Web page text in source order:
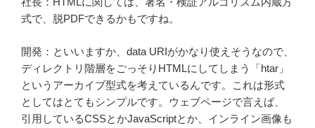
式で、脱PDFできるかもですね。
開発：といいますか、data URIがかなり使えそうなので、
ディレクトリ階層をごっそりHTMLにしてしまう「htar」
というアーカイブ型式を考えているんです。これは形式
としてはとてもシンプルです。ウェブページで言えば、
引用しているCSSとかJavaScriptとか、インライン画像も